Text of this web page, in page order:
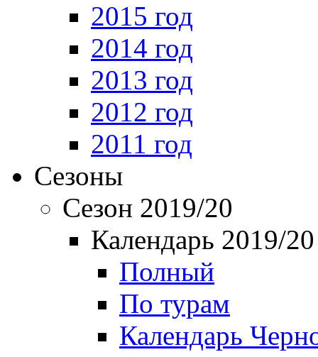
2015 год
2014 год
2013 год
2012 год
2011 год
Сезоны
Сезон 2019/20
Календарь 2019/20
Полный
По турам
Календарь